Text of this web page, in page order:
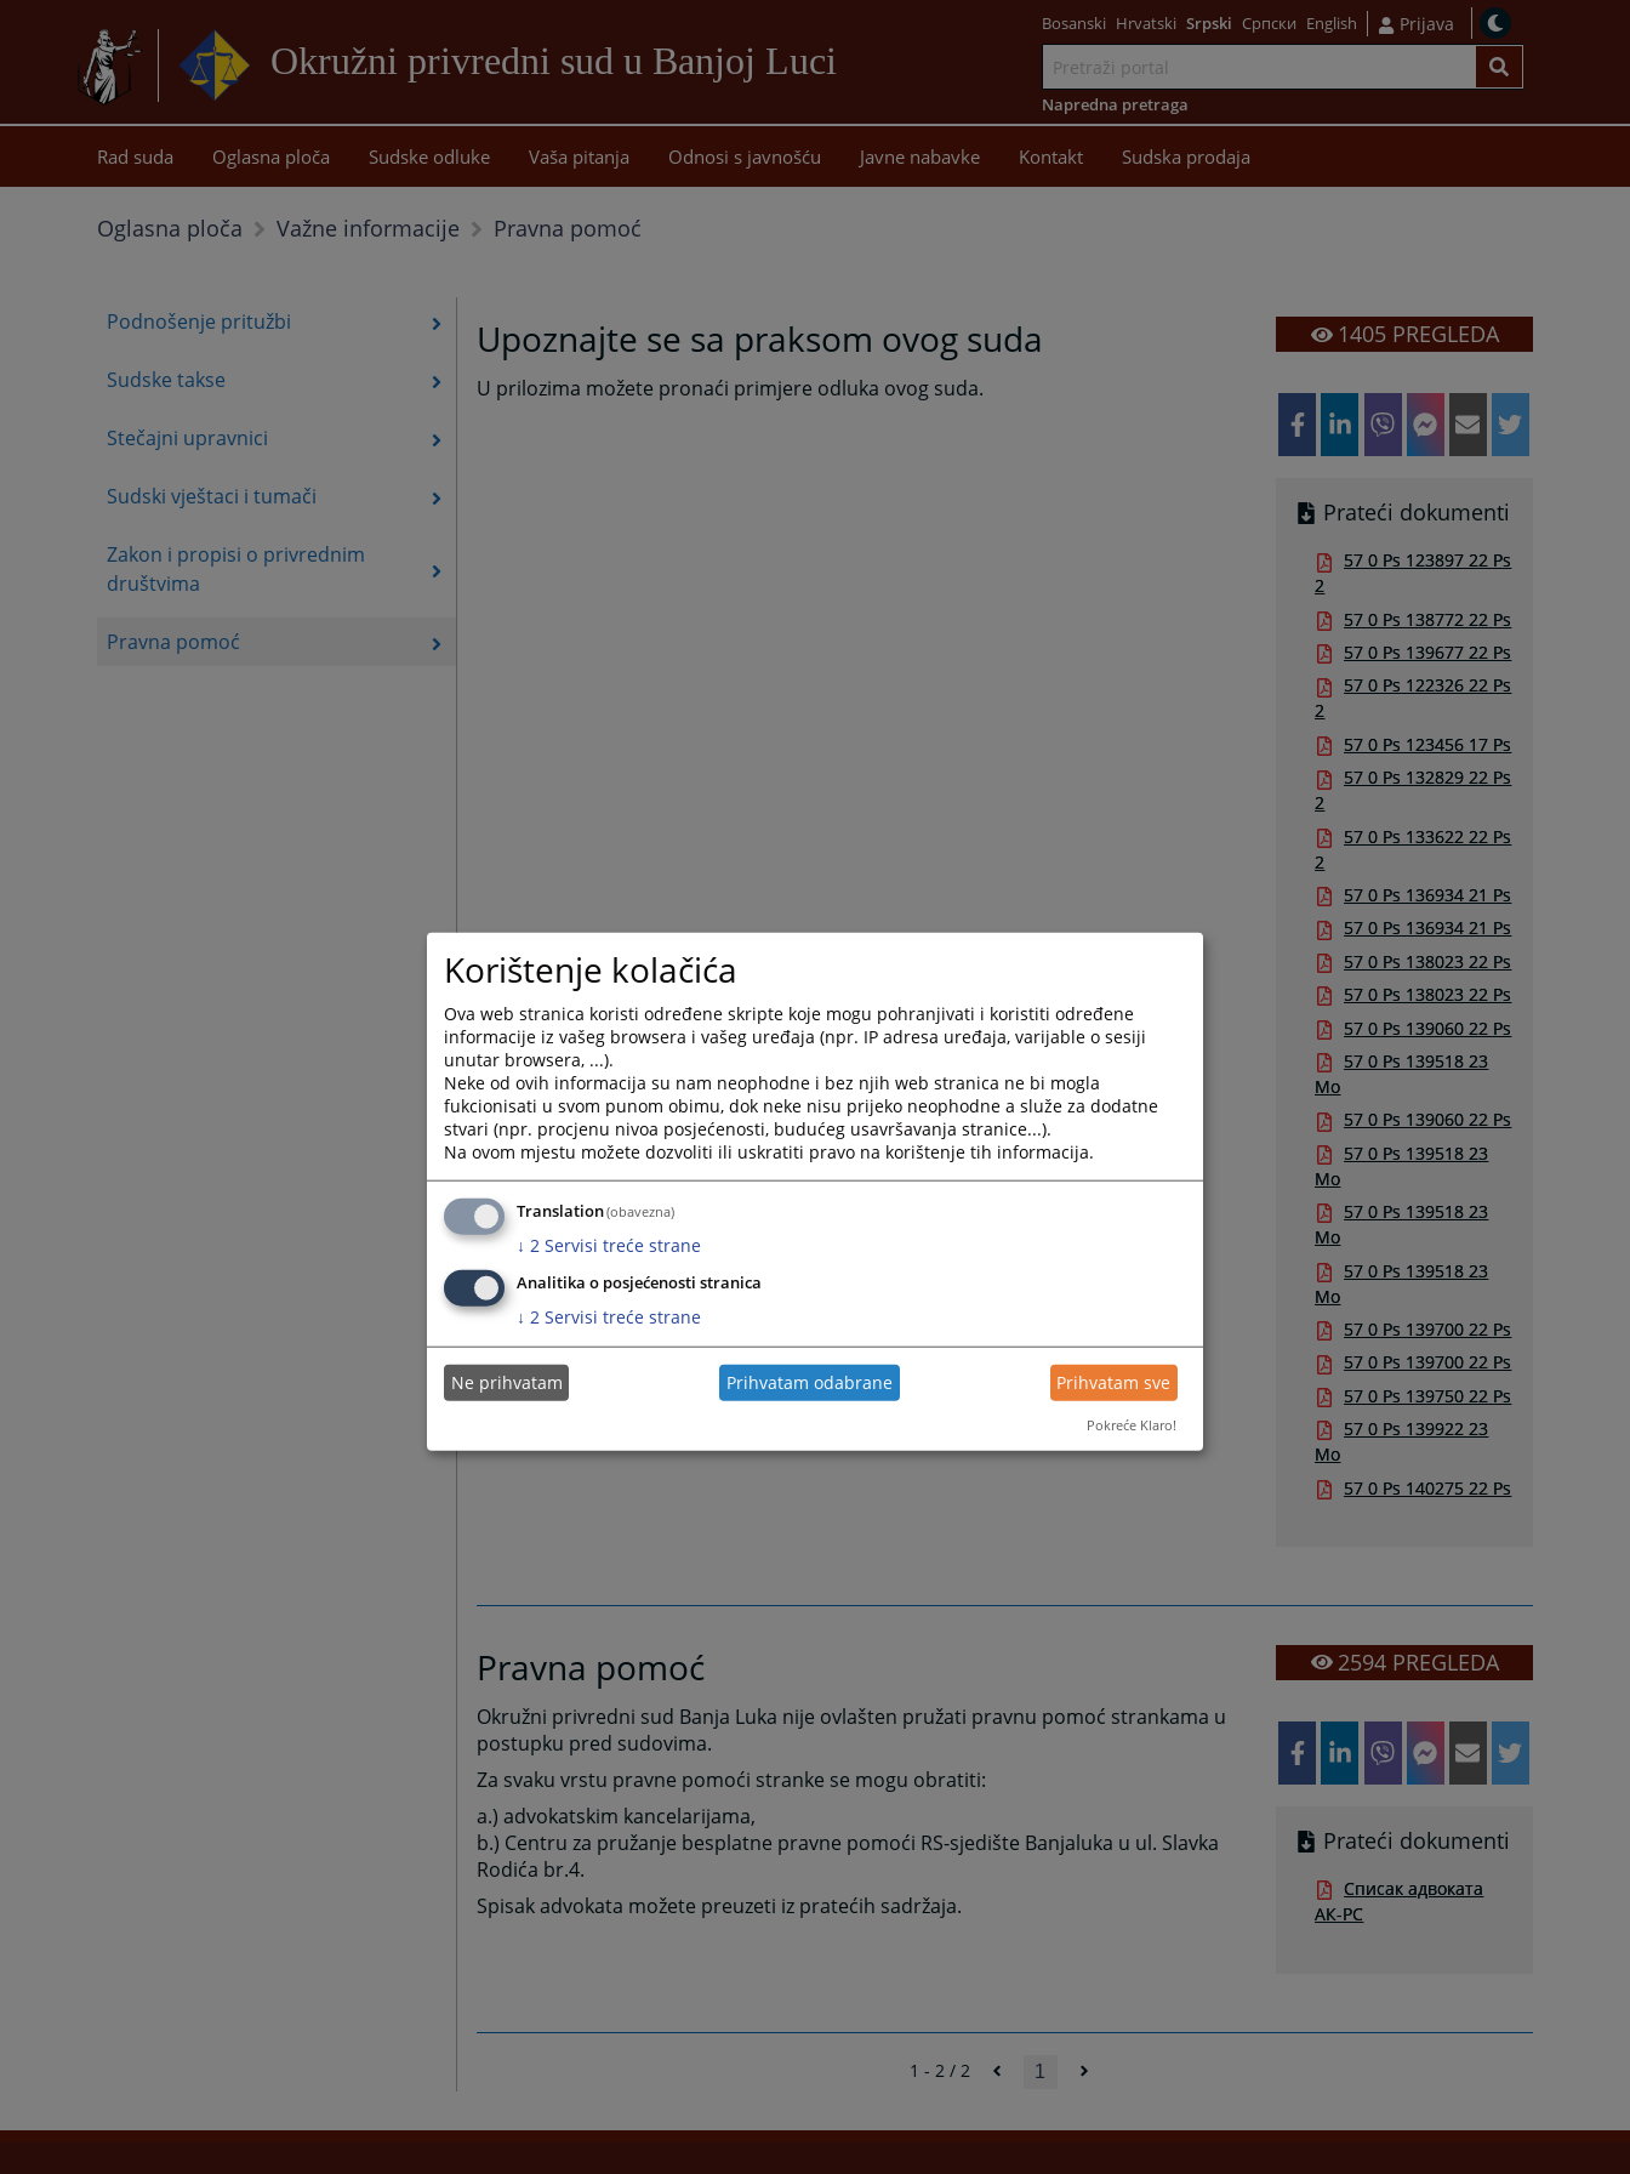
Okružni privredni sud u Banjoj Luci
sadržaj
Bosanski Hrvatski Srpski Српски English Prijava
Napredna pretraga
Rad suda Oglasna ploča Sudske odluke Vaša pitanja Odnosi s javnošću Javne nabavke Kontakt Sudska prodaja
Oglasna ploča Važne informacije Pravna pomoć
Podnošenje pritužbi
Sudske takse
Stečajni upravnici
Sudski vještaci i tumači
Zakon i propisi o privrednim
društvima
Pravna pomoć
Upoznajte se sa praksom ovog suda
U prilozima možete pronaći primjere odluka ovog suda.
1405PREGLEDA
Prateći dokumenti
57 0 Ps 123897 22 Ps
2
57 0 Ps 138772 22 Ps
57 0 Ps 139677 22 Ps
57 0 Ps 122326 22 Ps
2
57 0 Ps 123456 17 Ps
57 0 Ps 132829 22 Ps
2
57 0 Ps 133622 22 Ps
2
57 0 Ps 136934 21 Ps
57 0 Ps 136934 21 Ps
57 0 Ps 138023 22 Ps
57 0 Ps 138023 22 Ps
57 0 Ps 139060 22 Ps
57 0 Ps 139518 23
Mo
57 0 Ps 139060 22 Ps
57 0 Ps 139518 23
Mo
57 0 Ps 139518 23
Mo
57 0 Ps 139518 23
Mo
57 0 Ps 139700 22 Ps
57 0 Ps 139700 22 Ps
57 0 Ps 139750 22 Ps
57 0 Ps 139922 23
Mo
57 0 Ps 140275 22 Ps
Pravna pomoć
Okružni privredni sud Banja Luka nije ovlašten pružati pravnu pomoć strankama u
postupku pred sudovima.
Za svaku vrstu pravne pomoći stranke se mogu obratiti:
a.) advokatskim kancelarijama,
b.) Centru za pružanje besplatne pravne pomoći RS-sjedište Banjaluka u ul. Slavka
Rodića br.4.
Spisak advokata možete preuzeti iz pratećih sadržaja.
2594PREGLEDA
Prateći dokumenti
Списак адвоката
АК-РС
1 - 2 / 2 1
Korištenje kolačića
Ova web stranica koristi određene skripte koje mogu pohranjivati i koristiti određene
informacije iz vašeg browsera i vašeg uređaja (npr. IP adresa uređaja, varijable o sesiji
unutar browsera, ...).
Neke od ovih informacija su nam neophodne i bez njih web stranica ne bi mogla
fukcionisati u svom punom obimu, dok neke nisu prijeko neophodne a služe za dodatne
stvari (npr. procjenu nivoa posjećenosti, budućeg usavršavanja stranice...).
Na ovom mjestu možete dozvoliti ili uskratiti pravo na korištenje tih informacija.
Translation(obavezna)
↓ 2 Servisi treće strane
Analitika o posjećenosti stranica
↓ 2 Servisi treće strane
Ne prihvatam Prihvatam odabrane Prihvatam sve
Pokreće Klaro!